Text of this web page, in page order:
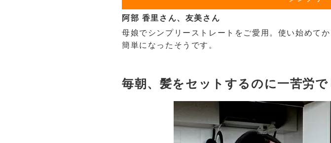
阿部 香里さん、友美さん
母娘でシンプリーストレートをご愛用。使い始めて
簡単になったそうです。
毎朝、髪をセットするのに一苦労で